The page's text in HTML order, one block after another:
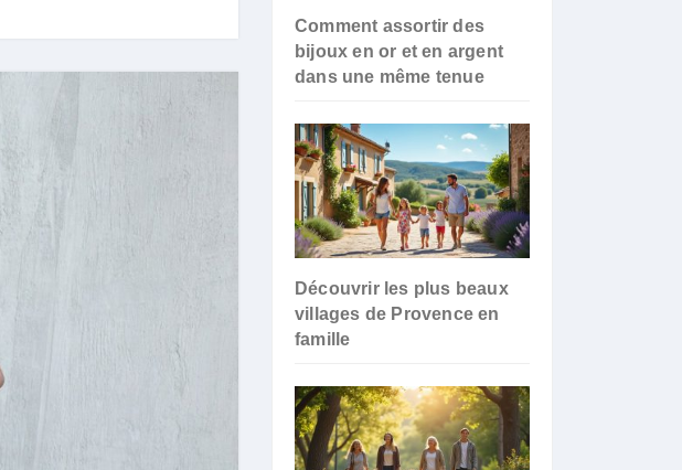
Comment assortir des
bijoux en or et en argent
dans une même tenue
Découvrir les plus beaux
villages de Provence en
famille